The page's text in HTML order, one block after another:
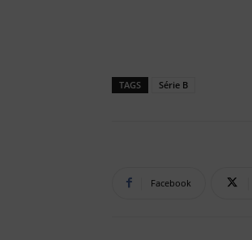
TAGS Série B
Facebook